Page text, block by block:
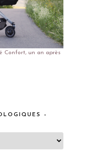
Confort, un an après
–